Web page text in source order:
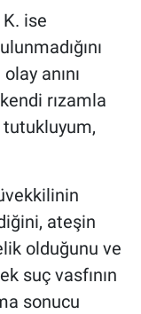
ise
anını
rızamla
tutukluyum,
ateşin
olduğunu ve
suç vasfının
sonucu